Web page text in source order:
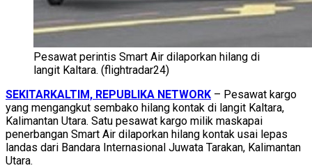
Pesawat perintis Smart Air dilaporkan hilang di
langit Kaltara. (flightradar24)
SEKITARKALTIM, REPUBLIKA NETWORK – Pesawat kargo
yang mengangkut sembako hilang kontak di langit Kaltara,
Kalimantan Utara. Satu pesawat kargo milik maskapai
penerbangan Smart Air dilaporkan hilang kontak usai lepas
landas dari Bandara Internasional Juwata Tarakan, Kalimantan
Utara.